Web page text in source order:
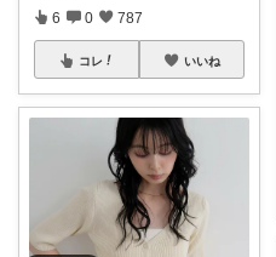
6 0 787
コレ いいね